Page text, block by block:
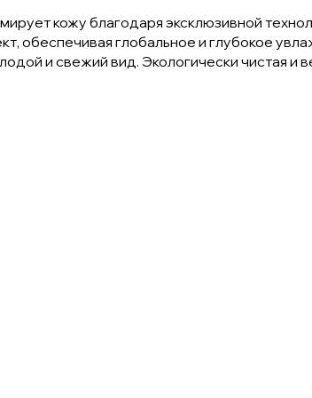
кожу благодаря эксклюзивной
обеспечивая глобальное и глубокое
и свежий вид. Экологически чистая и